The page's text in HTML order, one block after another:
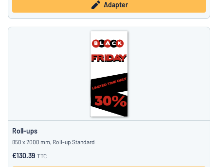
Adapter
Roll-ups
850 x 2000 mm, Roll-up Standard
€130.39 TTC